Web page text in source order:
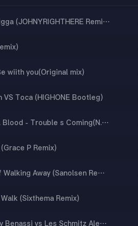
【韩国Bounce】My Nigga (JOHNYRIGHTHERE Remix!)
wiith you(Original mix)
VS Toca (HIGHONE Bootleg)
【韩国Bounce】Royal Blood - Trouble s Coming(N.K BOOTLEG)
(Grace P Remix)
【韩风弹跳】Sound of Walking Away (Sanolsen Remix)
Walk (Sixthema Remix)
【精品Bounce】Benny Benassi vs Les Schmitz Alex Del Amo - Sexy Girl Music Dancefloor(LeeTA Mashup Rework Edit)